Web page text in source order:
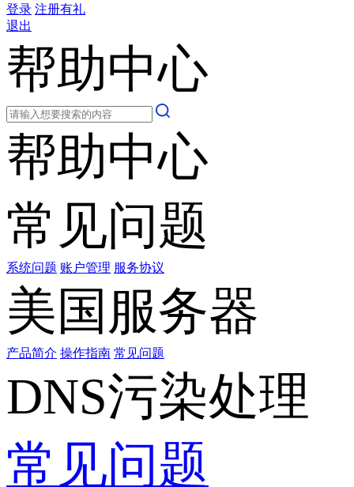
登录 注册有礼
退出
帮助中心
帮助中心
常见问题
系统问题 账户管理 服务协议
美国服务器
产品简介 操作指南 常见问题
DNS污染处理
常见问题